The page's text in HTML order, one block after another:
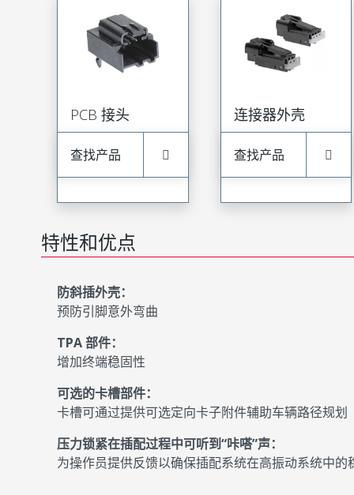
PCB 接头
查找产品
连接器外壳
查找产品
特性和优点
防斜插外壳：
预防引脚意外弯曲
TPA 部件：
增加终端稳固性
可选的卡槽部件：
卡槽可通过提供可选定向卡子附件辅助车辆路径规划
压力锁紧在插配过程中可听到“咔嗒”声：
为操作员提供反馈以确保插配系统在高振动系统中的